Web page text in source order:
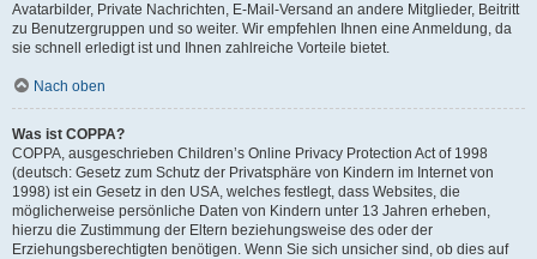
Avatarbilder, Private Nachrichten, E-Mail-Versand an andere Mitglieder, Beitritt
zu Benutzergruppen und so weiter. Wir empfehlen Ihnen eine Anmeldung, da
sie schnell erledigt ist und Ihnen zahlreiche Vorteile bietet.
Nach oben
Was ist COPPA?
COPPA, ausgeschrieben Children’s Online Privacy Protection Act of 1998
(deutsch: Gesetz zum Schutz der Privatsphäre von Kindern im Internet von
1998) ist ein Gesetz in den USA, welches festlegt, dass Websites, die
möglicherweise persönliche Daten von Kindern unter 13 Jahren erheben,
hierzu die Zustimmung der Eltern beziehungsweise des oder der
Erziehungsberechtigten benötigen. Wenn Sie sich unsicher sind, ob dies auf